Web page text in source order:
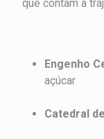
que contam a
Engenho
açúcar
Catedral